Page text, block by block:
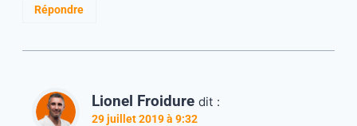
Répondre
Lionel Froidure dit :
29 juillet 2019 à 9:32